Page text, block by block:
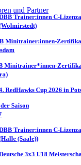
und Partner
Trainer:innen C-
Minitrainer:innen-
Minitrainer*innen-
RedHawks Cup 2026 in
Saison
Trainer:innen C-
(Saale))
3x3 U18